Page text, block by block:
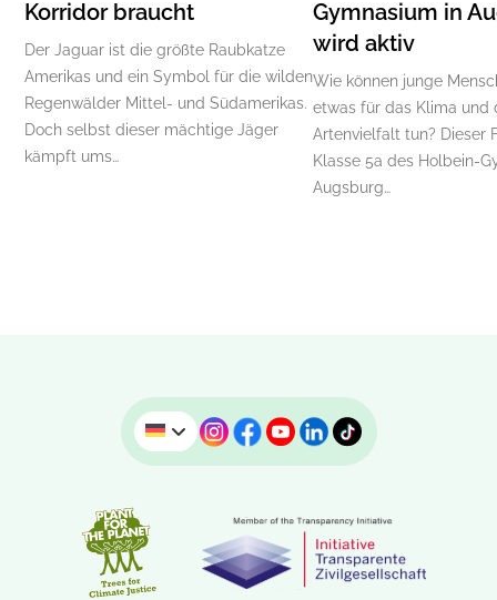
Korridor braucht
Der Jaguar ist die größte Raubkatze
Amerikas und ein Symbol für die wilden
Regenwälder Mittel- und Südamerikas.
Doch selbst dieser mächtige Jäger
kämpft ums…
Gymnasium in
wird aktiv
Wie können junge
etwas für das Klima und
Artenvielfalt tun? Dieser
Klasse 5a des Holbein-
Augsburg…